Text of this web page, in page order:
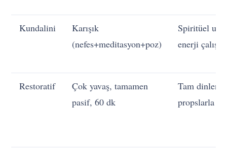
Kundalini
Karışık
(nefes+meditasyon+poz)
Spiritüel
enerji
Restoratif
Çok yavaş, tamamen
pasif, 60 dk
Tam
propslarla